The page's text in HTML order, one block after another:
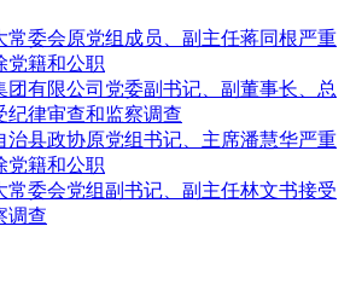
常委会原党组成员、副主任蒋同根严重
党籍和公职
团有限公司党委副书记、副董事长、总
纪律审查和监察调查
治县政协原党组书记、主席潘慧华严重
党籍和公职
常委会党组副书记、副主任林文书接受
调查